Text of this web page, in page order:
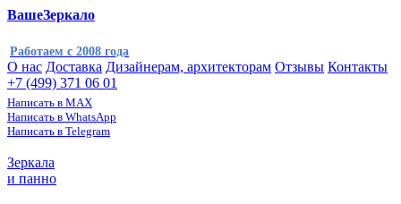
ВашеЗеркало
Работаем с 2008 года
О нас Доставка Дизайнерам, архитекторам Отзывы Контакты
+7 (499) 371 06 01
Написать в MAX
Написать в WhatsApp
Написать в Telegram
Зеркала
и панно